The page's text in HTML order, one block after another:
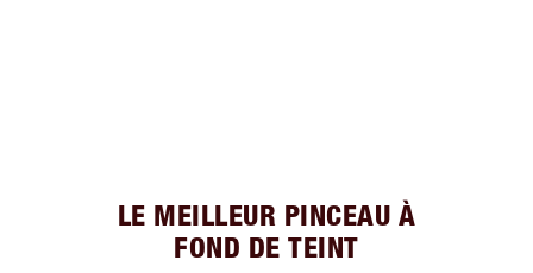
LE MEILLEUR PINCEAU À
FOND DE TEINT